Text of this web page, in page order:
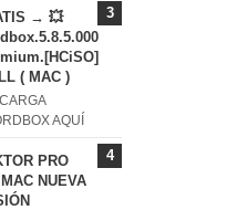
→ 💥
( MAC )
AQUÍ
PRO
NUEVA